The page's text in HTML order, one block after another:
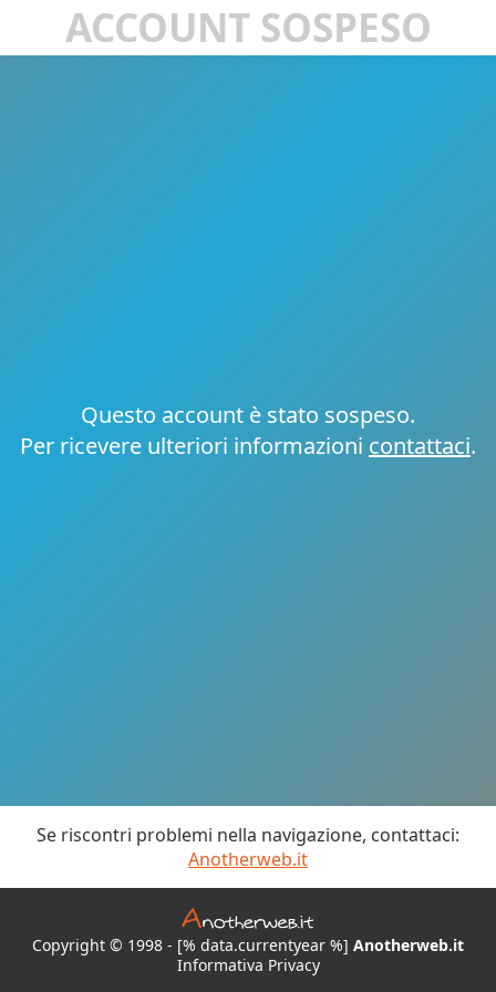
ACCOUNT SOSPESO
Questo account è stato sospeso.
Per ricevere ulteriori informazioni contattaci.
Se riscontri problemi nella navigazione, contattaci:
Anotherweb.it
Copyright © 1998 - [% data.currentyear %] Anotherweb.it
Informativa Privacy